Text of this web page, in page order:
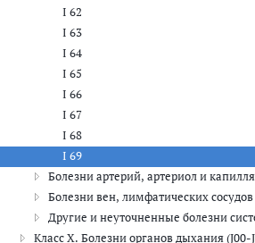
I 62
I 63
I 64
I 65
I 66
I 67
I 68
I 69
Болезни артерий, артериол и
Болезни вен, лимфатических
Другие и неуточненные болезни
Класс X. Болезни органов дыхания (J00-